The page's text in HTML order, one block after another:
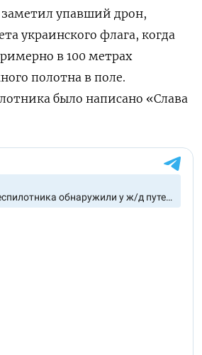
заметил упавший дрон,
украинского флага, когда
в 100 метрах
полотна в поле.
было написано «Слава